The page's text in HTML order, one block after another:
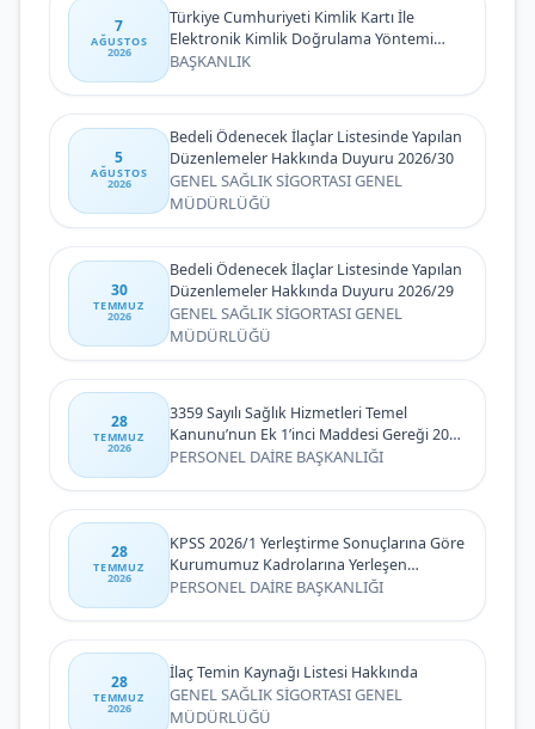
7
AĞUSTOS
2026
Türkiye Cumhuriyeti Kimlik Kartı İle
Elektronik Kimlik Doğrulama Yöntemi
(Biyometrik Kimlik Doğrulama Sistemi)
BAŞKANLIK
5
AĞUSTOS
2026
Bedeli Ödenecek İlaçlar Listesinde Yapılan
Düzenlemeler Hakkında Duyuru 2026/30
GENEL SAĞLIK SİGORTASI GENEL
MÜDÜRLÜĞÜ
30
TEMMUZ
2026
Bedeli Ödenecek İlaçlar Listesinde Yapılan
Düzenlemeler Hakkında Duyuru 2026/29
GENEL SAĞLIK SİGORTASI GENEL
MÜDÜRLÜĞÜ
28
TEMMUZ
2026
3359 Sayılı Sağlık Hizmetleri Temel
Kanunu’nun Ek 1’inci Maddesi Gereği 2026
Yılı 2. Dönem İlk Defa ve Yeniden
PERSONEL DAİRE BAŞKANLIĞI
28
TEMMUZ
2026
KPSS 2026/1 Yerleştirme Sonuçlarına Göre
Kurumumuz Kadrolarına Yerleşen
Adaylardan İstenen Belgelere İlişkin
PERSONEL DAİRE BAŞKANLIĞI
28
TEMMUZ
2026
İlaç Temin Kaynağı Listesi Hakkında
GENEL SAĞLIK SİGORTASI GENEL
MÜDÜRLÜĞÜ